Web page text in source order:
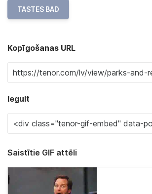
TASTES BAD
Kopīgošanas URL
Iegult
Saistītie GIF attēli